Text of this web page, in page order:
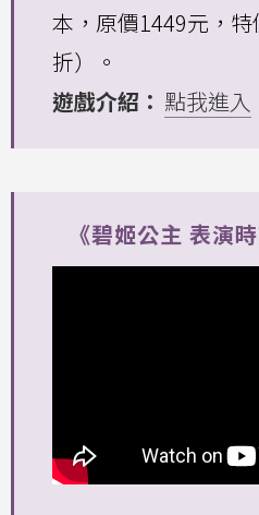
本，原價1449元，
折）。
遊戲介紹： 點我進入
《碧姬公主 表演時